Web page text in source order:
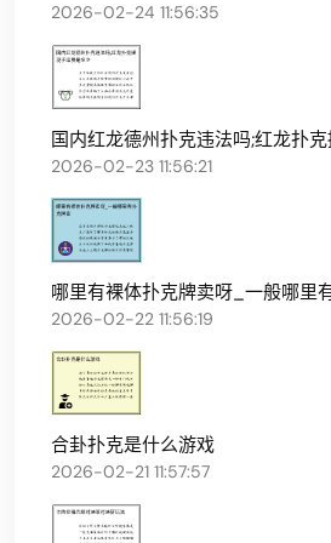
2026-02-24 11:56:35
国内红龙德州扑克违法吗;红龙扑
2026-02-23 11:56:21
哪里有裸体扑克牌卖呀_一般哪里
2026-02-22 11:56:19
合卦扑克是什么游戏
2026-02-21 11:57:57